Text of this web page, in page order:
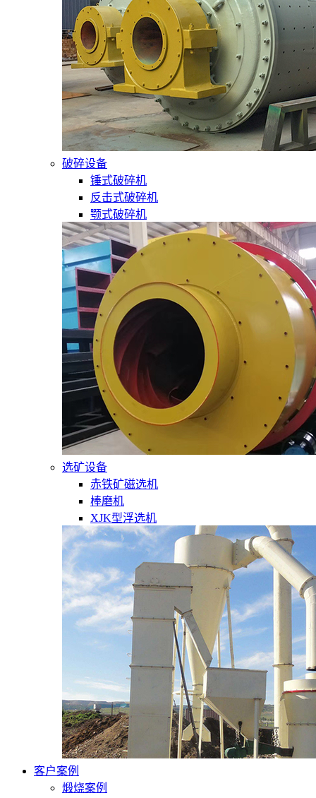
破碎设备
锤式破碎机
反击式破碎机
颚式破碎机
选矿设备
赤铁矿磁选机
棒磨机
XJK型浮选机
客户案例
煅烧案例